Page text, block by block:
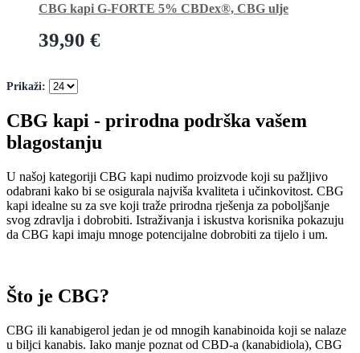
CBG kapi G-FORTE 5% CBDex®, CBG ulje
39,90 €
Prikaži:
CBG kapi - prirodna podrška vašem
blagostanju
U našoj kategoriji CBG kapi nudimo proizvode koji su pažljivo
odabrani kako bi se osigurala najviša kvaliteta i učinkovitost. CBG
kapi idealne su za sve koji traže prirodna rješenja za poboljšanje
svog zdravlja i dobrobiti. Istraživanja i iskustva korisnika pokazuju
da CBG kapi imaju mnoge potencijalne dobrobiti za tijelo i um.
Što je CBG?
CBG ili kanabigerol jedan je od mnogih kanabinoida koji se nalaze
u biljci kanabis. Iako manje poznat od CBD-a (kanabidiola), CBG